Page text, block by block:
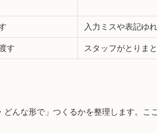
入力ミスや表記ゆ
す スタッフがとりま
どんな形で」つくるかを整理します。こ